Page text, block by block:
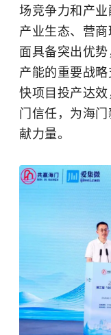
场竞争力和产
产业生态、营
面具备突出优
产能的重要战
快项目投产达
门信任，为海
献力量。